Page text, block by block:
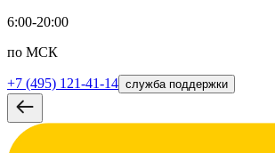
6:00-20:00
по МСК
+7 (495) 121-41-14 служба поддержки